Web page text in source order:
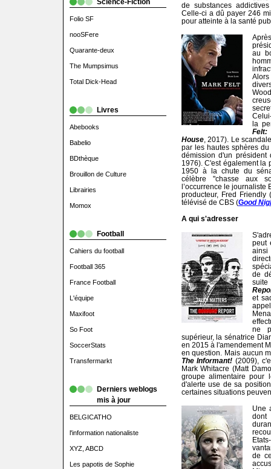
Science-Fiction
Folio SF
nooSFere
Quarante-deux
The Mumpsimus
Total Dick-Head
Livres
Abebooks
Babelio
BDthèque
Brouillon de Culture
Librairies
Momox
Football
Cahiers du football
Football 365
France Football
L'équipe
Maxifoot
So Foot
SoccerStats
Transfermarkt
Derniers weblogs
mis à jour
BELGICATHO
l'information nationaliste
XYZ, ABCD
Les papotis de Sophie
de substances
Celle-ci a dû payer 246
pour atteinte à la santé
au
Alors
la
Felt:
House, 2017). Le
par les hautes sphères
démission d'un président
1976). C'est également la
1950 à la chute du
célèbre "chasse aux
l’occurrence le journaliste
producteur, Fred
télévisé de CBS (Good
A qui s'adresser
peut
de
suite
et
ne
supérieur, la sénatrice
en 2015 à l'amendement
en question. Mais aucun
The Informant! (2009),
Mark Whitacre (Matt
groupe alimentaire pour
d'alerte use de sa
certaines situations
Une
dont
de